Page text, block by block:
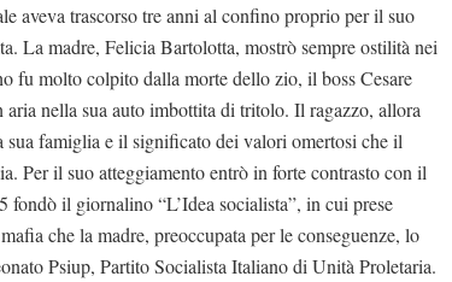
aveva trascorso tre anni al confino proprio per il suo
La madre, Felicia Bartolotta, mostrò sempre ostilità nei
fu molto colpito dalla morte dello zio, il boss Cesare
nella sua auto imbottita di tritolo. Il ragazzo, allora
sua famiglia e il significato dei valori omertosi che il
Per il suo atteggiamento entrò in forte contrasto con il
fondò il giornalino “L’Idea socialista”, in cui prese
che la madre, preoccupata per le conseguenze, lo
Psiup, Partito Socialista Italiano di Unità Proletaria.